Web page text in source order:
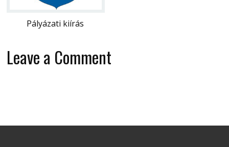
Pályázati kiírás
Leave a Comment